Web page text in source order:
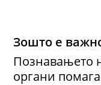
Зошто е
Познавањето
органи